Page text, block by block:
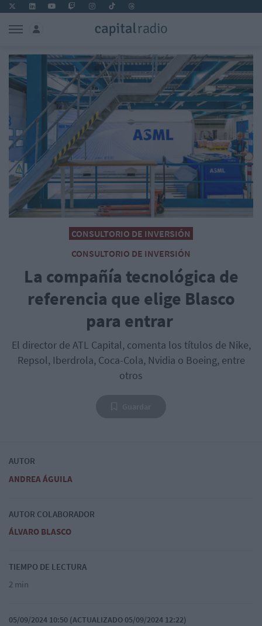
CONSULTORIO DE INVERSIÓN
CONSULTORIO DE INVERSIÓN
La compañía tecnológica de
referencia que elige Blasco
para entrar
El director de ATL Capital, comenta los títulos de Nike,
Repsol, Iberdrola, Coca-Cola, Nvidia o Boeing, entre
otros
AUTOR
ANDREA ÁGUILA
AUTOR COLABORADOR
ÁLVARO BLASCO
TIEMPO DE LECTURA
2 min
05/09/2024 10:50 (ACTUALIZADO 05/09/2024 12:22)